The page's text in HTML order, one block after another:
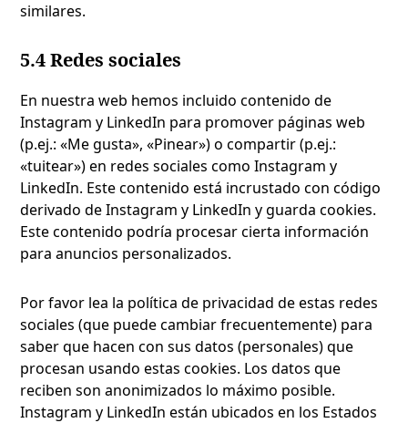
similares.
5.4 Redes sociales
En nuestra web hemos incluido contenido de
Instagram y LinkedIn para promover páginas web
(p.ej.: «Me gusta», «Pinear») o compartir (p.ej.:
«tuitear») en redes sociales como Instagram y
LinkedIn. Este contenido está incrustado con código
derivado de Instagram y LinkedIn y guarda cookies.
Este contenido podría procesar cierta información
para anuncios personalizados.
Por favor lea la política de privacidad de estas redes
sociales (que puede cambiar frecuentemente) para
saber que hacen con sus datos (personales) que
procesan usando estas cookies. Los datos que
reciben son anonimizados lo máximo posible.
Instagram y LinkedIn están ubicados en los Estados